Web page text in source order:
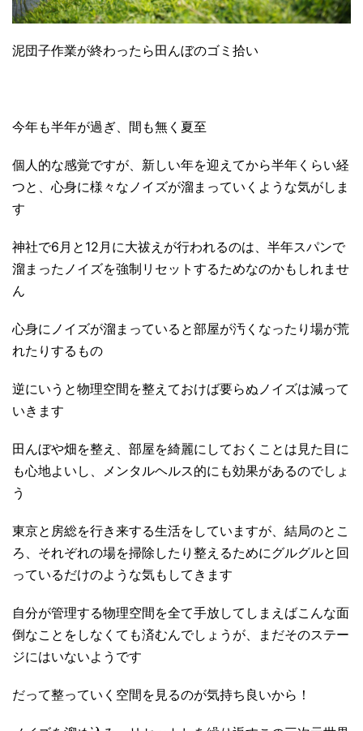
泥団子作業が終わったら田んぼのゴミ拾い
今年も半年が過ぎ、間も無く夏至
個人的な感覚ですが、新しい年を迎えてから半年くらい経
つと、心身に様々なノイズが溜まっていくような気がしま
す
神社で6月と12月に大祓えが行われるのは、半年スパンで
溜まったノイズを強制リセットするためなのかもしれませ
ん
心身にノイズが溜まっていると部屋が汚くなったり場が荒
れたりするもの
逆にいうと物理空間を整えておけば要らぬノイズは減って
いきます
田んぼや畑を整え、部屋を綺麗にしておくことは見た目に
も心地よいし、メンタルヘルス的にも効果があるのでしょ
う
東京と房総を行き来する生活をしていますが、結局のとこ
ろ、それぞれの場を掃除したり整えるためにグルグルと回
っているだけのような気もしてきます
自分が管理する物理空間を全て手放してしまえばこんな面
倒なことをしなくても済むんでしょうが、まだそのステー
ジにはいないようです
だって整っていく空間を見るのが気持ち良いから！